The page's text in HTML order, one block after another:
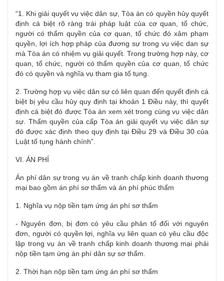
“1. Khi giải quyết vụ việc dân sự, Tòa án có quyền hủy quyết
định cá biệt rõ ràng trái pháp luật của cơ quan, tổ chức,
người có thẩm quyền của cơ quan, tổ chức đó xâm phạm
quyền, lợi ích hợp pháp của đương sự trong vụ việc dan sự
mà Tòa án có nhiệm vụ giải quyết. Trong trường hợp này, cơ
quan, tổ chức, người có thẩm quyền của cơ quan, tổ chức
đó có quyền và nghĩa vụ tham gia tố tụng.
2. Trường hợp vụ việc dân sự có liên quan đến quyết định cá
biệt bị yêu cầu hủy quy định tại khoản 1 Điều này, thì quyết
định cá biệt đó được Tòa án xem xét trong cùng vụ việc dân
sự. Thẩm quyền của cấp Tòa án giải quyết vụ việc dân sự
đó được xác định theo quy định tại Điều 29 và Điều 30 của
Luật tố tụng hành chính”.
VI. ÁN PHÍ
Án phí dân sự trong vụ án về tranh chấp kinh doanh thương
mại bao gồm án phí sơ thẩm và án phí phúc thẩm
1. Nghĩa vụ nộp tiền tạm ứng án phí sơ thẩm
- Nguyên đơn, bị đơn có yêu cầu phản tố đối với nguyên
đơn, người có quyền lợi, nghĩa vụ liên quan có yêu cầu độc
lập trong vụ án về tranh chấp kinh doanh thương mại phải
nộp tiền tạm ứng án phí dân sự sơ thẩm.
2. Thời hạn nộp tiền tạm ứng án phí sơ thẩm